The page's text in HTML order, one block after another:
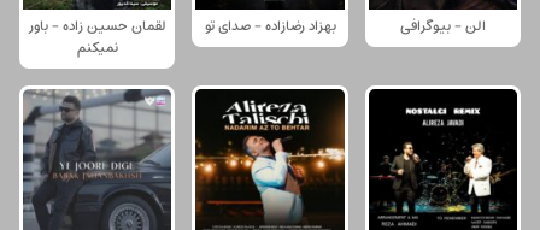
الن - بیوگرافی بهزاد رضازاده - صدای تو
لقمان حسین زاده - باور
نمیکنم